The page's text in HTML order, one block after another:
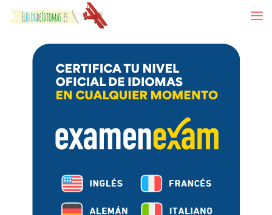
Skip to content